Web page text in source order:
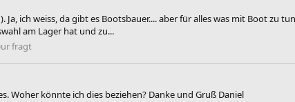
ich weiss, da gibt es Bootsbauer.... aber für alles was mit Boot zu
am Lager hat und zu...
fragt
Woher könnte ich dies beziehen? Danke und Gruß Daniel